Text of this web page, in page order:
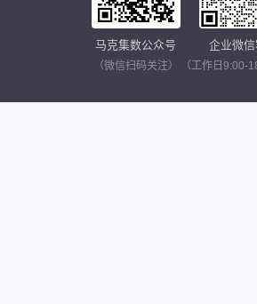
马克集数公众号
（微信扫码关注）
企业微信
（工作日9:00-